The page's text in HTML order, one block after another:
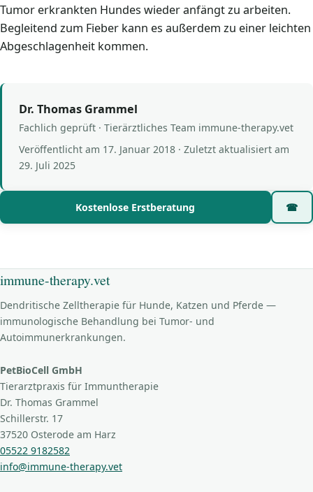
Tumor erkrankten Hundes wieder anfängt zu arbeiten.
Begleitend zum Fieber kann es außerdem zu einer leichten
Abgeschlagenheit kommen.
Dr. Thomas Grammel
Fachlich geprüft · Tierärztliches Team immune-therapy.vet
Veröffentlicht am 17. Januar 2018 · Zuletzt aktualisiert am
29. Juli 2025
Kostenlose Erstberatung ☎
immune-therapy.vet
Dendritische Zelltherapie für Hunde, Katzen und Pferde —
immunologische Behandlung bei Tumor- und
Autoimmunerkrankungen.
PetBioCell GmbH
Tierarztpraxis für Immuntherapie
Dr. Thomas Grammel
Schillerstr. 17
37520 Osterode am Harz
05522 9182582
info@immune-therapy.vet